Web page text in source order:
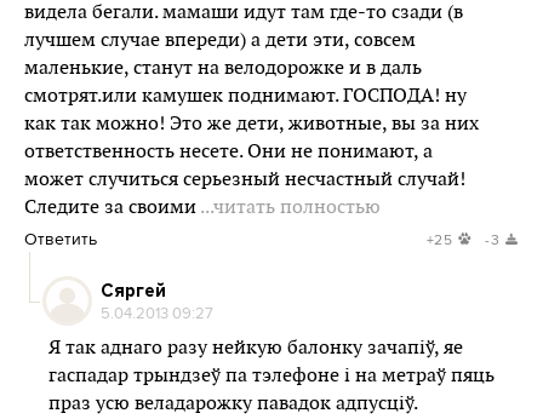
видела бегали. мамаши идут там где-то сзади (в
лучшем случае впереди) а дети эти, совсем
маленькие, станут на велодорожке и в даль
смотрят.или камушек поднимают. ГОСПОДА! ну
как так можно! Это же дети, животные, вы за них
ответственность несете. Они не понимают, а
может случиться серьезный несчастный случай!
Следите за своими ...читать полностью
Ответить +25 -3
Сяргей
5.04.2013 09:27
Я так аднаго разу нейкую балонку зачапіў, яе
гаспадар трындзеў па тэлефоне і на метраў пяць
праз усю веладарожку павадок адпусціў.